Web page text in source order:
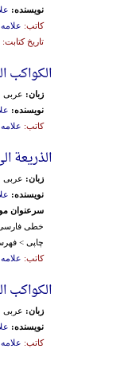
نویسنده:
کاتب:
تاریخ کتابت:
الکواکب
زبان: عربی
نویسنده:
کاتب:
الذریعة
زبان: عربی
نویسنده:
سرعنوان
خطی فارسی
چاپی >
کاتب:
الکواکب
زبان: عربی
نویسنده:
کاتب: